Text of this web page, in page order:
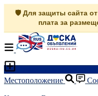
🛡️ Для защиты сайта
плата за
Местоположение